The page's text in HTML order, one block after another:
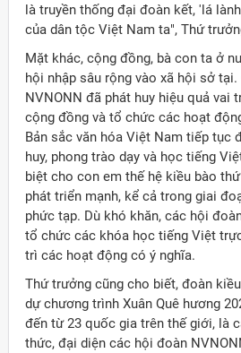
là truyền thống đại đoàn kết, 'lá
của dân tộc Việt Nam ta", Thứ
Mặt khác, cộng đồng, bà con ta ở
hội nhập sâu rộng vào xã hội sở
NVNONN đã phát huy hiệu quả vai
cộng đồng và tổ chức các hoạt
Bản sắc văn hóa Việt Nam tiếp tục
huy, phong trào dạy và học tiếng
biệt cho con em thế hệ kiều bào
phát triển mạnh, kể cả trong giai
phức tạp. Dù khó khăn, các hội
tổ chức các khóa học tiếng Việt
trì các hoạt động có ý nghĩa.
Thứ trưởng cũng cho biết, đoàn
dự chương trình Xuân Quê hương
đến từ 23 quốc gia trên thế giới, là
thức, đại diện các hội đoàn